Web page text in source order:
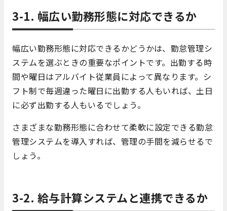
3-1. 幅広い勤務形態に対応できるか
幅広い勤務形態に対応できるかどうかは、勤怠管理シ
ステムを選ぶときの重要なポイントです。出勤する時
間や曜日はアルバイト従業員によって異なります。シ
フト制で毎週違った曜日に出勤する人もいれば、土日
に必ず出勤する人もいるでしょう。
さまざまな勤務形態に合わせて柔軟に設定できる勤怠
管理システムを導入すれば、管理の手間を減らせるで
しょう。
3-2. 給与計算システムと連携できるか